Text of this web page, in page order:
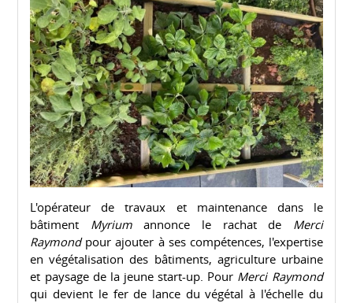
L'opérateur de travaux et maintenance dans le
bâtiment Myriumannonce le rachat de Merci
Raymond pour ajouter à ses compétences, l'expertise
en végétalisation des bâtiments, agriculture urbaine
et paysage de la jeune start-up. Pour Merci Raymond
qui devient le fer de lance du végétal à l'échelle du